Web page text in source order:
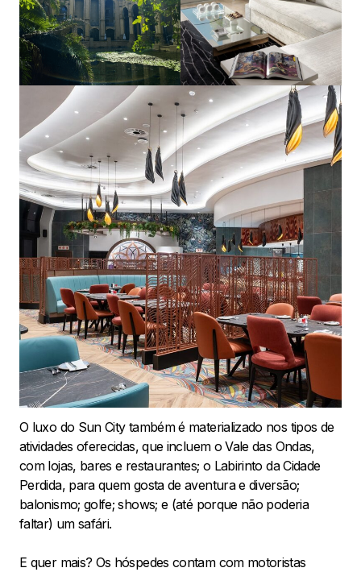
O luxo do Sun City também é materializado nos tipos de
atividades oferecidas, que incluem o Vale das Ondas,
com lojas, bares e restaurantes; o Labirinto da Cidade
Perdida, para quem gosta de aventura e diversão;
balonismo; golfe; shows; e (até porque não poderia
faltar) um safári.
E quer mais? Os hóspedes contam com motoristas